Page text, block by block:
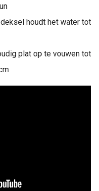
houdt het water tot
plat op te vouwen tot